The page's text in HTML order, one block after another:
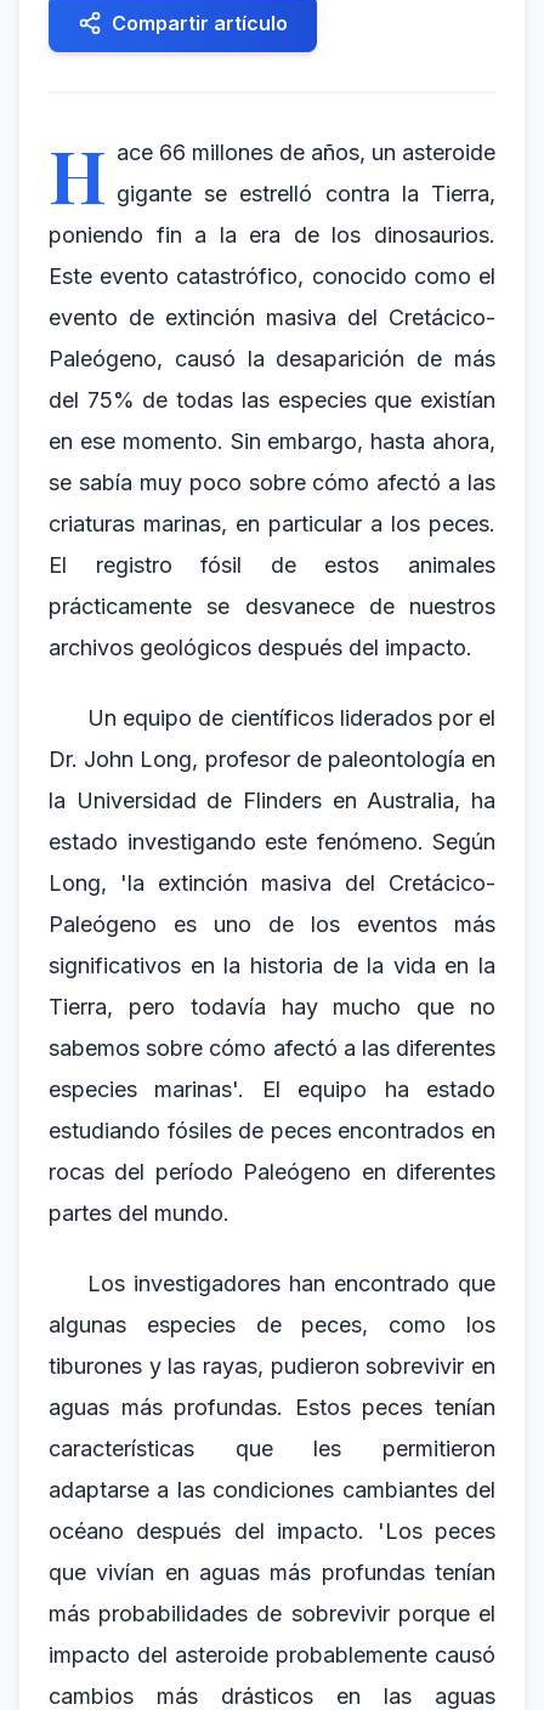
Compartir artículo
H ace 66 millones de años, un asteroide
gigante se estrelló contra la Tierra,
poniendo fin a la era de los dinosaurios.
Este evento catastrófico, conocido como el
evento de extinción masiva del Cretácico-
Paleógeno, causó la desaparición de más
del 75% de todas las especies que existían
en ese momento. Sin embargo, hasta ahora,
se sabía muy poco sobre cómo afectó a las
criaturas marinas, en particular a los peces.
El registro fósil de estos animales
prácticamente se desvanece de nuestros
archivos geológicos después del impacto.
Un equipo de científicos liderados por el
Dr. John Long, profesor de paleontología en
la Universidad de Flinders en Australia, ha
estado investigando este fenómeno. Según
Long, 'la extinción masiva del Cretácico-
Paleógeno es uno de los eventos más
significativos en la historia de la vida en la
Tierra, pero todavía hay mucho que no
sabemos sobre cómo afectó a las diferentes
especies marinas'. El equipo ha estado
estudiando fósiles de peces encontrados en
rocas del período Paleógeno en diferentes
partes del mundo.
Los investigadores han encontrado que
algunas especies de peces, como los
tiburones y las rayas, pudieron sobrevivir en
aguas más profundas. Estos peces tenían
características que les permitieron
adaptarse a las condiciones cambiantes del
océano después del impacto. 'Los peces
que vivían en aguas más profundas tenían
más probabilidades de sobrevivir porque el
impacto del asteroide probablemente causó
cambios más drásticos en las aguas